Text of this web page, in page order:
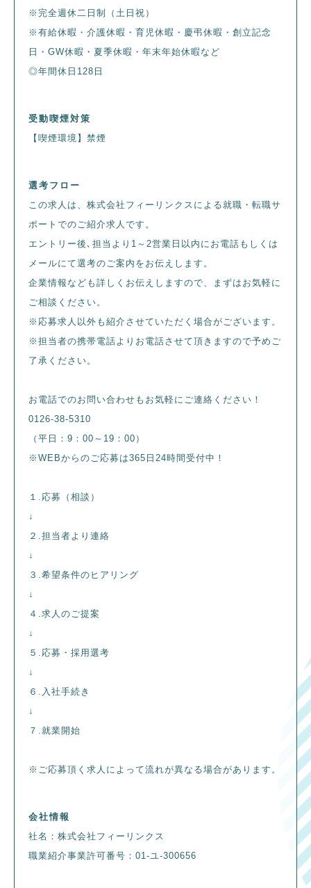
※完全週休二日制（土日祝）
※有給休暇・介護休暇・育児休暇・慶弔休暇・創立記念
日・GW休暇・夏季休暇・年末年始休暇など
◎年間休日128日
受動喫煙対策
【喫煙環境】禁煙
選考フロー
この求人は、株式会社フィーリンクスによる就職・転職サ
ポートでのご紹介求人です。
エントリー後､担当より1～2営業日以内にお電話もしくは
メールにて選考のご案内をお伝えします。
企業情報なども詳しくお伝えしますので、まずはお気軽に
ご相談ください。
※応募求人以外も紹介させていただく場合がございます。
※担当者の携帯電話よりお電話させて頂きますので予めご
了承ください。
お電話でのお問い合わせもお気軽にご連絡ください！
0126-38-5310
（平日：9：00～19：00）
※WEBからのご応募は365日24時間受付中！
１.応募（相談）
↓
２.担当者より連絡
↓
３.希望条件のヒアリング
↓
４.求人のご提案
↓
５.応募・採用選考
↓
６.入社手続き
↓
７.就業開始
※ご応募頂く求人によって流れが異なる場合があります。
会社情報
社名：株式会社フィーリンクス
職業紹介事業許可番号：01-ユ-300656